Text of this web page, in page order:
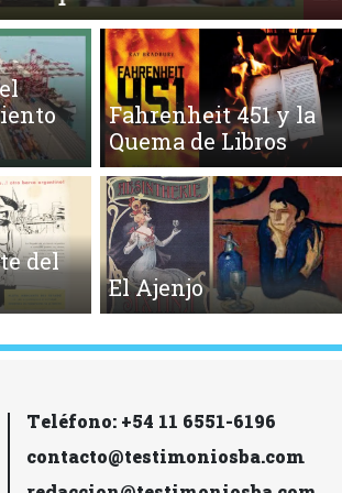
Fahrenheit 451 y la
Quema de Libros
del
El Ajenjo
Teléfono: +54 11 6551-6196
contacto@testimoniosba.com